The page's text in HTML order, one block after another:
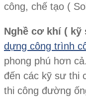
công, chế tạo (
Nghề cơ khí ( kỹ
dựng công trình
phong phú hơn
đến các kỹ sư thi
thi công đường